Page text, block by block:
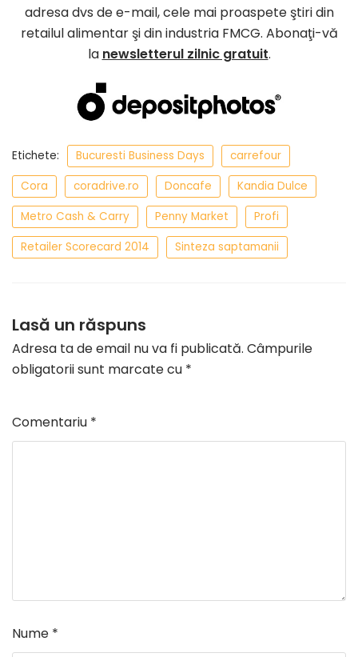
adresa dvs de e-mail, cele mai proaspete ştiri din
retailul alimentar şi din industria FMCG. Abonaţi-vă
la newsletterul zilnic gratuit.
Etichete: Bucuresti Business Days
carrefour
Cora
coradrive.ro Doncafe
Kandia Dulce
Metro Cash & Carry
Penny Market
Profi
Retailer Scorecard 2014
Sinteza saptamanii
Lasă un răspuns
Adresa ta de email nu va fi publicată. Câmpurile
obligatorii sunt marcate cu *
Comentariu *
Nume *